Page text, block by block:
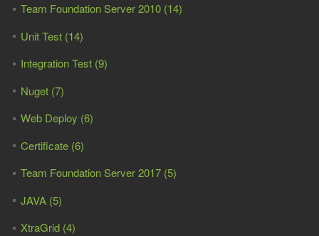
Team Foundation Server 2010 (14)
Unit Test (14)
Integration Test (9)
Nuget (7)
Web Deploy (6)
Certificate (6)
Team Foundation Server 2017 (5)
JAVA (5)
XtraGrid (4)